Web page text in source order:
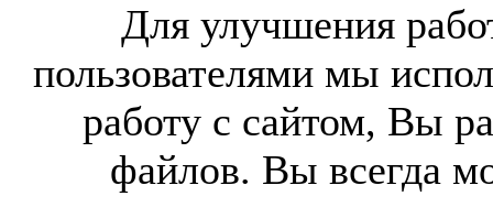
Для улучшения
пользователями мы
работу с сайтом, Вы
файлов. Вы всегда